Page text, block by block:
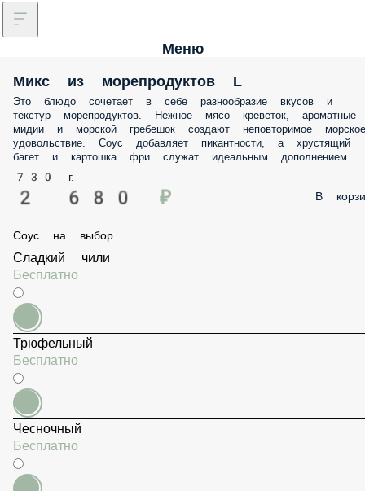
Меню
Микс из морепродуктов L
Это блюдо сочетает в себе разнообразие вкусов и
текстур морепродуктов. Нежное мясо креветок, ароматные
мидии и морской гребешок создают неповторимое морское
удовольствие. Соус добавляет пикантности, а хрустящий
багет и картошка фри служат идеальным дополнением
730 г.
2 680 ₽ В
Соус на выбор
Сладкий чили
Бесплатно
Трюфельный
Бесплатно
Чесночный
Бесплатно